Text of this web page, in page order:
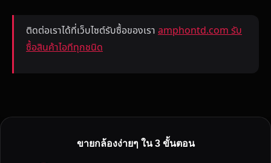
ติดต่อเราได้ที่เว็บไซต์รับซื้อของเรา amphontd.com รับ
ซื้อสินค้าไอทีทุกชนิด
ขายกล้องง่ายๆ ใน 3 ขั้นตอน